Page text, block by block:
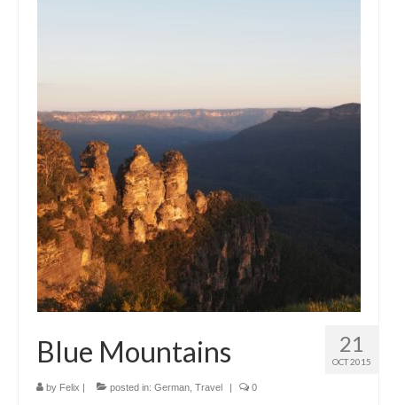
21
OCT 2015
Blue Mountains
by Felix | posted in: German Travel | 0